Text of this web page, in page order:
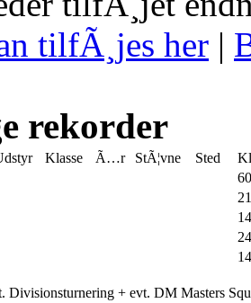
tilfÃ¸jes her |
rekorder
Klasse Ã…r StÃ¦vne Sted
+ evt. DM Masters